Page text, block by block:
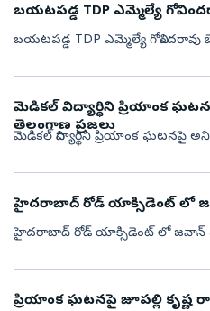
బయటపడ్డ TDP ఎమ్మెల్యే
బయటపడ్డ TDP ఎమ్మెల్యే
మెడికల్ విద్యార్థిని ప్రియాంక
తెలంగాణ ప్రజలు
మెడికల్ విద్యార్థిని ప్రియాంక ఘటనపై
హైదరాబాద్ రోడ్ యాక్సిడెంట్ లో
హైదరాబాద్ రోడ్ యాక్సిడెంట్ లో జవాన్
ప్రియాంక ఘటనపై జూపల్లి కృష్ణ